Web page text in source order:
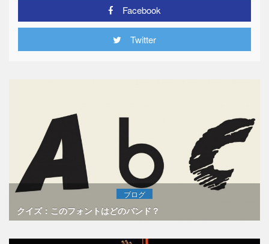
Facebook
Twitter
ブログ
クイズ：このフォントはどのバンド？